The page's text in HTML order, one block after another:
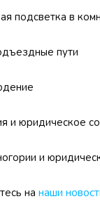
подсветка в
пути
и юридическое
и
на наши